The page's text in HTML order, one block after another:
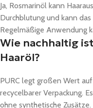
Ja, Rosmarinöl kann
Durchblutung und kann
Regelmäßige Anwendung
Wie nachhaltig
Haaröl?
PURC legt großen Wert
recycelbarer Verpackung.
ohne synthetische